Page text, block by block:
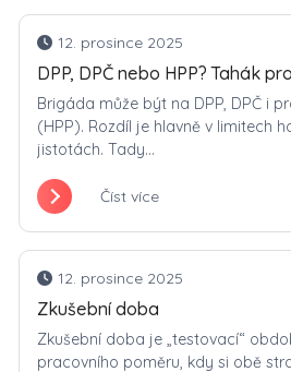
12. prosince 2025
DPP, DPČ nebo HPP? Tahák
Brigáda může být na DPP, DPČ i
(HPP). Rozdíl je hlavně v limitech
jistotách. Tady...
Číst více
12. prosince 2025
Zkušební doba
Zkušební doba je „testovací“
pracovního poměru, kdy si obě